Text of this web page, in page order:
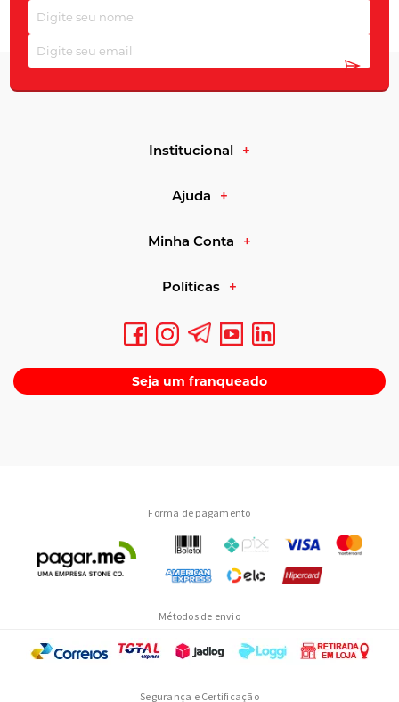
Institucional
Ajuda
Minha Conta
Políticas
Seja um franqueado
Forma de pagamento
Métodos de envio
Segurança e Certificação